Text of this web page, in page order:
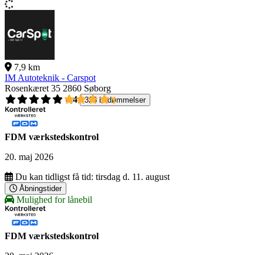
7,9 km
IM Autoteknik - Carspot
Rosenkæret 35 2860 Søborg
4,4
326 bedømmelser
FDM værkstedskontrol
20. maj 2026
Du kan tidligst få tid: tirsdag d. 11. august
Åbningstider
Mulighed for lånebil
FDM værkstedskontrol